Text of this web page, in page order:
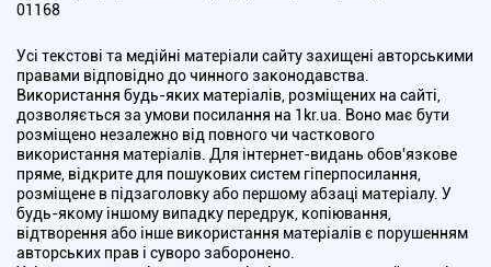
01168
Усі текстові та медійні матеріали сайту захищені авторськими
правами відповідно до чинного законодавства.
Використання будь-яких матеріалів, розміщених на сайті,
дозволяється за умови посилання на 1kr.ua. Воно має бути
розміщено незалежно від повного чи часткового
використання матеріалів. Для інтернет-видань обов'язкове
пряме, відкрите для пошукових систем гіперпосилання,
розміщене в підзаголовку або першому абзаці матеріалу. У
будь-якому іншому випадку передрук, копіювання,
відтворення або інше використання матеріалів є порушенням
авторських прав і суворо заборонено.